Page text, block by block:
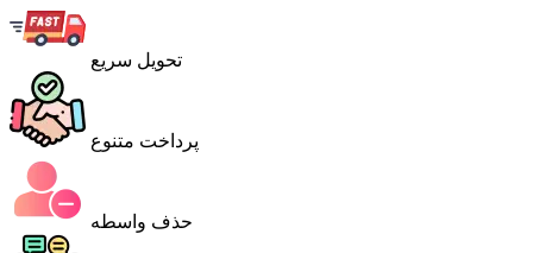
تحویل سریع
پرداخت متنوع
حذف واسطه